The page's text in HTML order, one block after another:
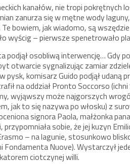
kanałów, nie tropi pokrętnych
zanurza się w mętne wody
bowiem, jak wiadomo, są
wyścig – pierwsze spenetrowało
osobliwą interwencję… Gdy
otwarcie sygnalizując zamiar
komisarz Guido podjął udaną
na oddział Pronto Soccorso
wyjąwszy może najgorszych
jak to się nazywa po włosku) z
signora Paola, małżonka
sobie, że jej kuzyn
– na lagunie, stosunkowo
Nuove). Wystarczył
ciotczynej willi.